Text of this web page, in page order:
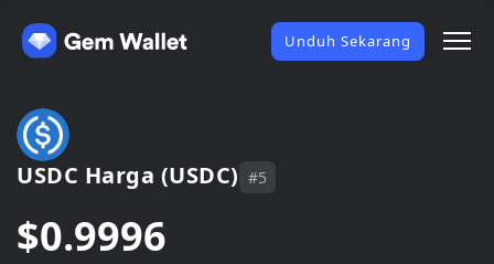
Unduh Sekarang
USDC Harga (USDC) #5
$0.9996